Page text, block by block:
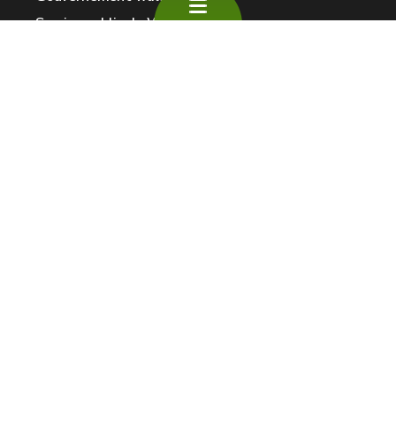
Service public de Wallonie